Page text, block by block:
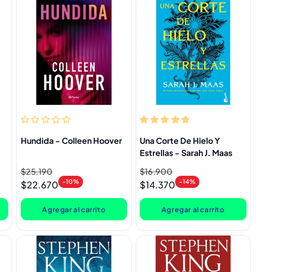
Hundida - Colleen Hoover
Precio
habitual
$25.190
Precio
de
oferta
$22.670 -10%
Agregar al carrito
Una Corte De Hielo Y
Estrellas - Sarah J. Maas
Precio
habitual
$16.900
Precio
de
oferta
$14.370 -14%
Agregar al carrito